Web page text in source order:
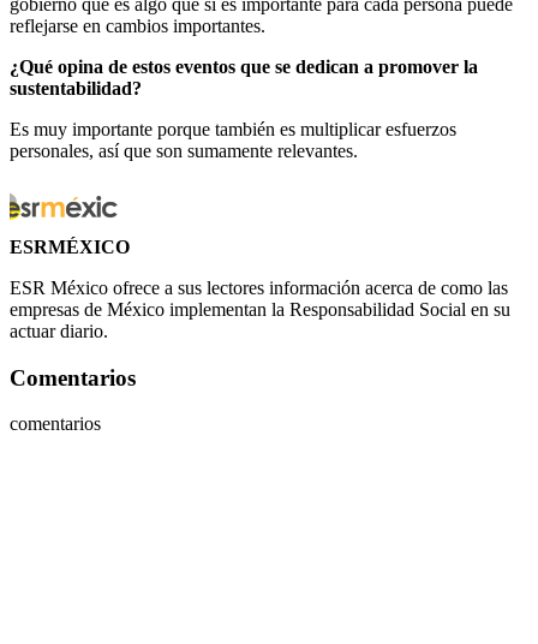
gobierno que es algo que sí es importante para cada persona puede
reflejarse en cambios importantes.
¿Qué opina de estos eventos que se dedican a promover la
sustentabilidad?
Es muy importante porque también es multiplicar esfuerzos
personales, así que son sumamente relevantes.
ESRMÉXICO
ESR México ofrece a sus lectores información acerca de como las
empresas de México implementan la Responsabilidad Social en su
actuar diario.
Comentarios
comentarios